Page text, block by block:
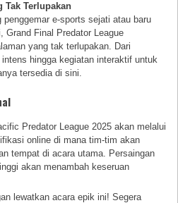
Tak Terlupakan
penggemar e-sports sejati atau baru
Grand Final Predator League
yang tak terlupakan. Dari
hingga kegiatan interaktif untuk
tersedia di sini.
Predator League 2025 akan melalui
online di mana tim-tim akan
tempat di acara utama. Persaingan
akan menambah keseruan
lewatkan acara epik ini! Segera